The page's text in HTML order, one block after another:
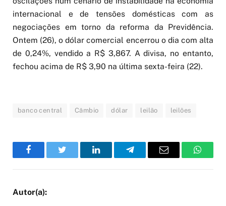
internacional e de tensões domésticas com as
negociações em torno da reforma da Previdência.
Ontem (26), o dólar comercial encerrou o dia com alta
de 0,24%, vendido a R$ 3,867. A divisa, no entanto,
fechou acima de R$ 3,90 na última sexta-feira (22).
banco central Câmbio dólar leilão leilões
FacebookTwitter LinkedInTelegramEmail